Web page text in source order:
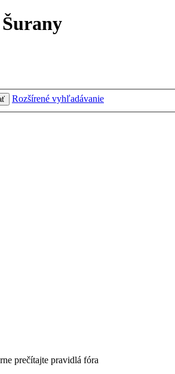
Rozšírené vyhľadávanie
prečítajte pravidlá fóra